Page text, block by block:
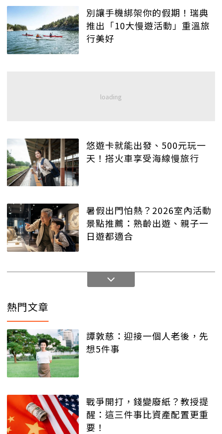
別讓手機綁架你的假期！瑞典
推出「10大慢遊活動」重溫旅
行美好
悠遊卡就能出發、500元玩一
天！搭火車享受海線慢旅行
暑假出門怕熱？2026室內活動
景點推薦：熟齡出遊、親子一
日遊都適合
熱門文章
譚敦慈：迎接一個人老後，先
想5件事
戰爭開打，錢變廢紙？教授提
醒：這三件事比資產配置更重
要！